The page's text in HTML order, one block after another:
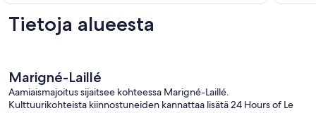
Tietoja alueesta
Marigné-Laillé
Aamiaismajoitus sijaitsee kohteessa Marigné-Laillé.
Kulttuurikohteista kiinnostuneiden kannattaa lisätä 24 Hours of Le